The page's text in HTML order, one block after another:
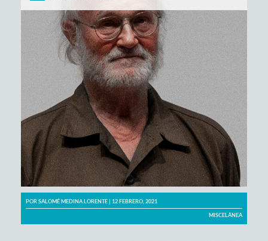
PORSALOMÉ MEDINA LORENTE | 12 FEBRERO, 2021
MISCELÁNEA